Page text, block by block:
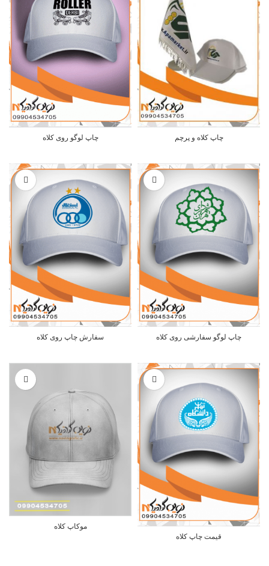
چاپ کلاه و پرچم چاپ لوگو روی کلاه
چاپ لوگو سفارشی روی کلاه سفارش چاپ روی کلاه
قیمت چاپ کلاه
موکاپ کلاه